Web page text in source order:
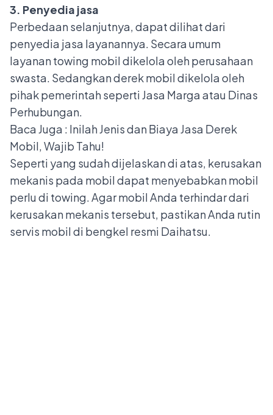
3. Penyedia jasa
Perbedaan selanjutnya, dapat dilihat dari
penyedia jasa layanannya. Secara umum
layanan towing mobil dikelola oleh perusahaan
swasta. Sedangkan derek mobil dikelola oleh
pihak pemerintah seperti Jasa Marga atau Dinas
Perhubungan.
Baca Juga : Inilah Jenis dan Biaya Jasa Derek
Mobil, Wajib Tahu!
Seperti yang sudah dijelaskan di atas, kerusakan
mekanis pada mobil dapat menyebabkan mobil
perlu di towing. Agar mobil Anda terhindar dari
kerusakan mekanis tersebut, pastikan Anda rutin
servis mobil di bengkel resmi Daihatsu.